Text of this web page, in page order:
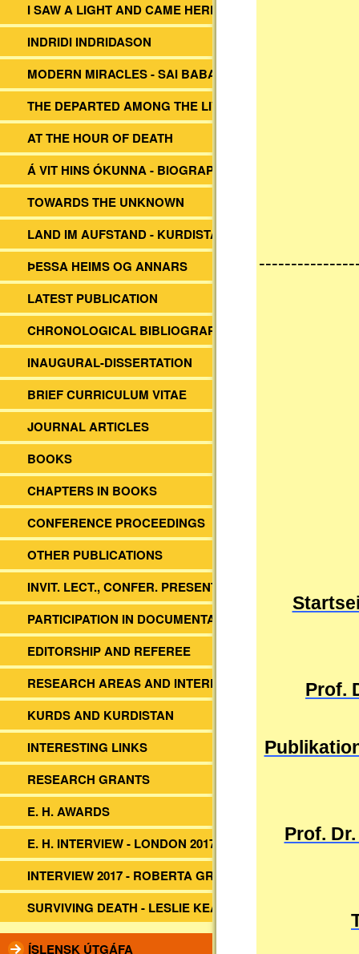
I SAW A LIGHT AND CAME HERE
INDRIDI INDRIDASON
MODERN MIRACLES - SAI BABA
THE DEPARTED AMONG THE LIVING
AT THE HOUR OF DEATH
Á VIT HINS ÓKUNNA - BIOGRAPHY EH
TOWARDS THE UNKNOWN
LAND IM AUFSTAND - KURDISTAN
ÞESSA HEIMS OG ANNARS
LATEST PUBLICATION
CHRONOLOGICAL BIBLIOGRAPHY
INAUGURAL-DISSERTATION
BRIEF CURRICULUM VITAE
JOURNAL ARTICLES
BOOKS
CHAPTERS IN BOOKS
CONFERENCE PROCEEDINGS
OTHER PUBLICATIONS
INVIT. LECT., CONFER. PRESENT.
PARTICIPATION IN DOCUMENTARIES
EDITORSHIP AND REFEREE
RESEARCH AREAS AND INTERESTS
KURDS AND KURDISTAN
INTERESTING LINKS
RESEARCH GRANTS
E. H. AWARDS
E. H. INTERVIEW - LONDON 2017
INTERVIEW 2017 - ROBERTA GRIMES
SURVIVING DEATH - LESLIE KEAN
ÍSLENSK ÚTGÁFA
Prof.
Prof.